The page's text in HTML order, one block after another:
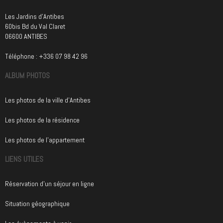
Les Jardins d'Antibes
60bis Bd du Val Claret
06600 ANTIBES
Téléphone : +336 07 98 42 96
ALBUM PHOTOS
Les photos de la ville d'Antibes
Les photos de la résidence
Les photos de l'appartement
LIENS UTILES
Réservation d'un séjour en ligne
Situation géographique